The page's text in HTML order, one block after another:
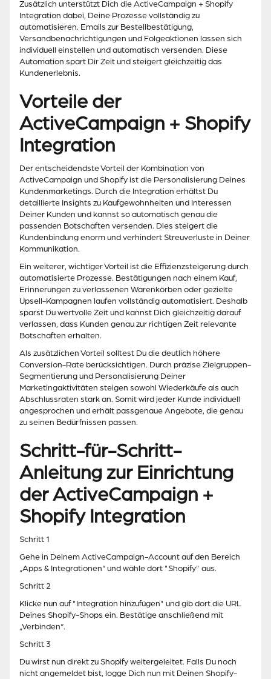
Zusätzlich unterstützt Dich die ActiveCampaign + Shopify
Integration dabei, Deine Prozesse vollständig zu
automatisieren. Emails zur Bestellbestätigung,
Versandbenachrichtigungen und Folgeaktionen lassen sich
individuell einstellen und automatisch versenden. Diese
Automation spart Dir Zeit und steigert gleichzeitig das
Kundenerlebnis.
Vorteile der
ActiveCampaign + Shopify
Integration
Der entscheidendste Vorteil der Kombination von
ActiveCampaign und Shopify ist die Personalisierung Deines
Kundenmarketings. Durch die Integration erhältst Du
detaillierte Insights zu Kaufgewohnheiten und Interessen
Deiner Kunden und kannst so automatisch genau die
passenden Botschaften versenden. Dies steigert die
Kundenbindung enorm und verhindert Streuverluste in Deiner
Kommunikation.
Ein weiterer, wichtiger Vorteil ist die Effizienzsteigerung durch
automatisierte Prozesse. Bestätigungen nach einem Kauf,
Erinnerungen zu verlassenen Warenkörben oder gezielte
Upsell-Kampagnen laufen vollständig automatisiert. Deshalb
sparst Du wertvolle Zeit und kannst Dich gleichzeitig darauf
verlassen, dass Kunden genau zur richtigen Zeit relevante
Botschaften erhalten.
Als zusätzlichen Vorteil solltest Du die deutlich höhere
Conversion-Rate berücksichtigen. Durch präzise Zielgruppen-
Segmentierung und Personalisierung Deiner
Marketingaktivitäten steigen sowohl Wiederkäufe als auch
Abschlussraten stark an. Somit wird jeder Kunde individuell
angesprochen und erhält passgenaue Angebote, die genau
zu seinen Bedürfnissen passen.
Schritt-für-Schritt-
Anleitung zur Einrichtung
der ActiveCampaign +
Shopify Integration
Schritt 1
Gehe in Deinem ActiveCampaign-Account auf den Bereich
„Apps & Integrationen“ und wähle dort "Shopify" aus.
Schritt 2
Klicke nun auf "Integration hinzufügen" und gib dort die URL
Deines Shopify-Shops ein. Bestätige anschließend mit
„Verbinden“.
Schritt 3
Du wirst nun direkt zu Shopify weitergeleitet. Falls Du noch
nicht angemeldet bist, logge Dich nun mit Deinen Shopify-